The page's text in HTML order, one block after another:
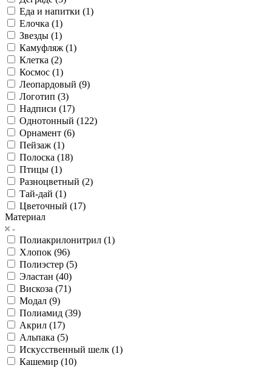
Еда и напитки (1)
Елочка (1)
Звезды (1)
Камуфляж (1)
Клетка (2)
Космос (1)
Леопардовый (9)
Логотип (3)
Надписи (17)
Однотонный (122)
Орнамент (6)
Пейзаж (1)
Полоска (18)
Птицы (1)
Разноцветный (2)
Тай-дай (1)
Цветочный (17)
Материал
Полиакрилонитрил (1)
Хлопок (96)
Полиэстер (5)
Эластан (40)
Вискоза (71)
Модал (9)
Полиамид (39)
Акрил (17)
Альпака (5)
Искусственный шелк (1)
Кашемир (10)